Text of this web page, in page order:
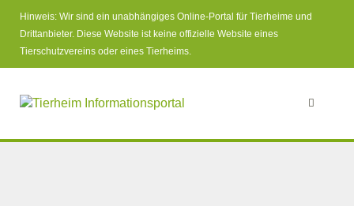
Hinweis: Wir sind ein unabhängiges Online-Portal für Tierheime und
Drittanbieter. Diese Website ist keine offizielle Website eines
Tierschutzvereins oder eines Tierheims.